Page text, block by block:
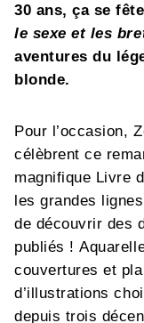
30 ans, ça se
le sexe et les
aventures du
blonde.
Pour l’occasion,
célèbrent ce
magnifique Livre
les grandes
de découvrir des
publiés !
couvertures et
d’illustrations
depuis trois